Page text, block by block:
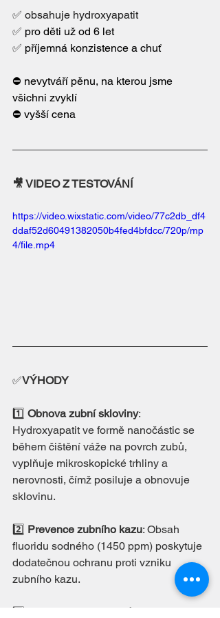
✅ obsahuje hydroxyapatit
✅ pro děti už od 6 let
✅ příjemná konzistence a chuť
⛔️ nevytváří pěnu, na kterou jsme
všichni zvyklí
⛔️ vyšší cena
🎥 VIDEO Z TESTOVÁNÍ
https://video.wixstatic.com/video/77c2db_df4
ddaf52d60491382050b4fed4bfdcc/720p/mp
4/file.mp4
✅VÝHODY
1️⃣ Obnova zubní skloviny:
Hydroxyapatit ve formě nanočástic se
během čištění váže na povrch zubů,
vyplňuje mikroskopické trhliny a
nerovnosti, čímž posiluje a obnovuje
sklovinu.
2️⃣ Prevence zubního kazu: Obsah
fluoridu sodného (1450 ppm) poskytuje
dodatečnou ochranu proti vzniku
zubního kazu.
3️⃣ Snížení citlivosti zubů